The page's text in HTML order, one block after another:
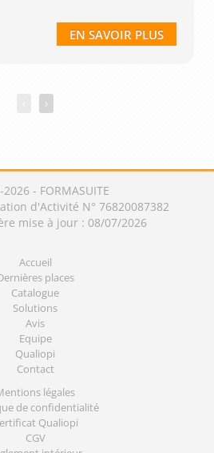
EN SAVOIR PLUS
›
- FORMASUITE
d'Activité N° 76820087382
mise à jour : 08/07/2026
Accueil
places
Catalogue
Solutions
Avis
Equipe
Qualiopi
Contact
légales
de confidentialité
Qualiopi
CGV